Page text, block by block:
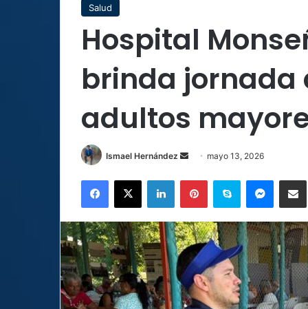
Salud
Hospital
brinda jornada
adultos
Ismael Hernández
Send
email
mayo 13, 2026
Facebook
X LinkedInPinterestSkype